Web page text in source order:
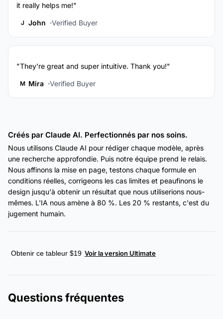
it really helps me!"
J John Verified Buyer
"They're great and super intuitive. Thank you!"
M Mira Verified Buyer
Créés par Claude AI. Perfectionnés par nos soins.
Nous utilisons Claude AI pour rédiger chaque modèle, après
une recherche approfondie. Puis notre équipe prend le relais.
Nous affinons la mise en page, testons chaque formule en
conditions réelles, corrigeons les cas limites et peaufinons le
design jusqu'à obtenir un résultat que nous utiliserions nous-
mêmes. L'IA nous amène à 80 %. Les 20 % restants, c'est du
jugement humain.
Obtenir ce tableur $19 Voir la version Ultimate
Questions fréquentes